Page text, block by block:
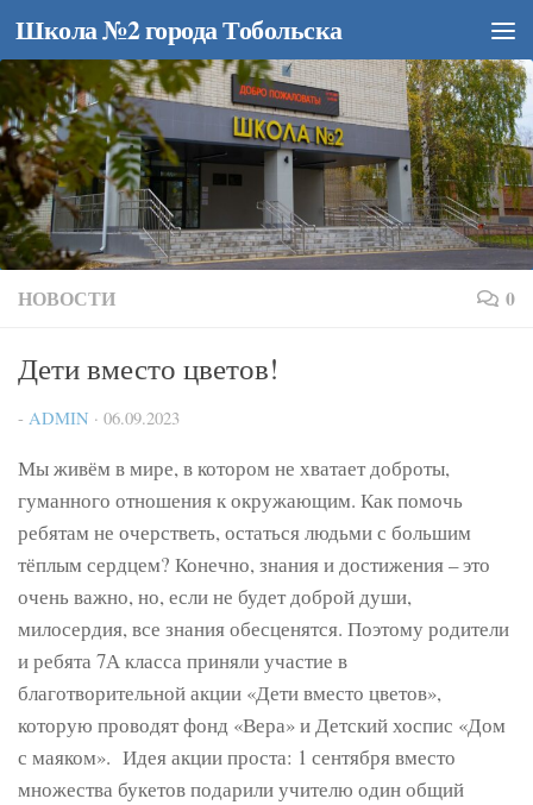
Перейти к содержимому
Школа №2 города Тобольска
НОВОСТИ 0
Дети вместо цветов!
- ADMIN · 06.09.2023
Мы живём в мире, в котором не хватает доброты,
гуманного отношения к окружающим. Как помочь
ребятам не очерстветь, остаться людьми с большим
тёплым сердцем? Конечно, знания и достижения – это
очень важно, но, если не будет доброй души,
милосердия, все знания обесценятся. Поэтому родители
и ребята 7А класса приняли участие в
благотворительной акции «Дети вместо цветов»,
которую проводят фонд «Вера» и Детский хоспис «Дом
с маяком». Идея акции проста: 1 сентября вместо
множества букетов подарили учителю один общий